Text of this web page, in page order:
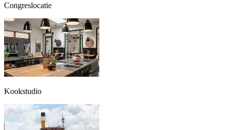
Congreslocatie
Kookstudio